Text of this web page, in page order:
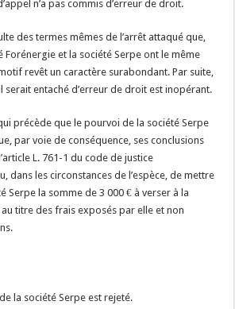
n’a pas commis d’erreur de droit.
des termes mêmes de l’arrêt attaqué que,
Forénergie et la société Serpe ont le même
revêt un caractère surabondant. Par suite,
serait entaché d’erreur de droit est inopérant.
précède que le pourvoi de la société Serpe
par voie de conséquence, ses conclusions
L. 761-1 du code de justice
dans les circonstances de l’espèce, de mettre
Serpe la somme de 3 000 € à verser à la
titre des frais exposés par elle et non
la société Serpe est rejeté.